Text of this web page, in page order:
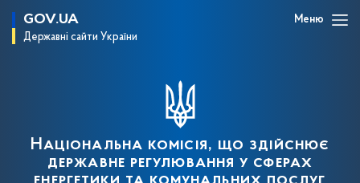
GOV.UA
Державні сайти України
Меню
Національна комісія, що здійснює
державне регулювання у сферах